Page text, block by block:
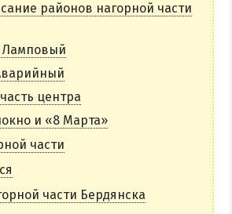
районов нагорной части
Ламповый
центра
и «8 Марта»
части
части Бердянска